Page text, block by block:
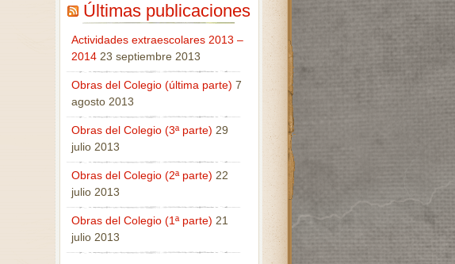
Últimas publicaciones
Actividades extraescolares 2013 –
2014 23 septiembre 2013
Obras del Colegio (última parte) 7
agosto 2013
Obras del Colegio (3ª parte) 29
julio 2013
Obras del Colegio (2ª parte) 22
julio 2013
Obras del Colegio (1ª parte) 21
julio 2013